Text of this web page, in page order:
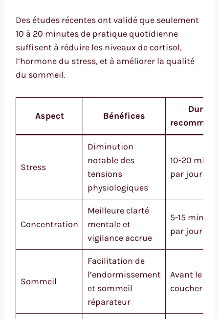
Des études récentes ont validé que seulement
10 à 20 minutes de pratique quotidienne
suffisent à réduire les niveaux de cortisol,
l’hormone du stress, et à améliorer la qualité
du sommeil.
Aspect Bénéfices
Durée
Stress
Diminution
notable des
tensions
physiologiques
10-20
par jour
Concentration
Meilleure clarté
mentale et
vigilance accrue
5-15
par jour
Sommeil
Facilitation de
l’endormissement
et sommeil
réparateur
Avant le
coucher